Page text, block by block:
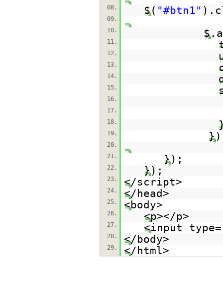
08.
$( "#btn1"
09.
10.
11.
12.
13.
14.
15.
16.
17.
18.
19.
20.
21.
});
22. });
23. </script>
24. </head>
25. <body>
26. <p></p>
27. <input type=
28. </body>
29. </html>